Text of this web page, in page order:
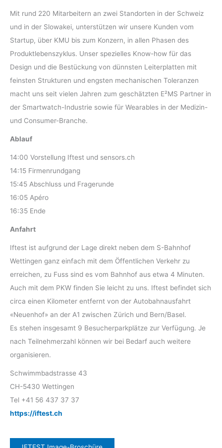
Mit rund 220 Mitarbeitern an zwei Standorten in der Schweiz
und in der Slowakei, unterstützen wir unsere Kunden vom
Startup, über KMU bis zum Konzern, in allen Phasen des
Produktlebenszyklus. Unser spezielles Know-how für das
Design und die Bestückung von dünnsten Leiterplatten mit
feinsten Strukturen und engsten mechanischen Toleranzen
macht uns seit vielen Jahren zum geschätzten E²MS Partner in
der Smartwatch-Industrie sowie für Wearables in der Medizin-
und Consumer-Branche.
Ablauf
14:00 Vorstellung Iftest und sensors.ch
14:15 Firmenrundgang
15:45 Abschluss und Fragerunde
16:05 Apéro
16:35 Ende
Anfahrt
Iftest ist aufgrund der Lage direkt neben dem S-Bahnhof
Wettingen ganz einfach mit dem Öffentlichen Verkehr zu
erreichen, zu Fuss sind es vom Bahnhof aus etwa 4 Minuten.
Auch mit dem PKW finden Sie leicht zu uns. Iftest befindet sich
circa einen Kilometer entfernt von der Autobahnausfahrt
«Neuenhof» an der A1 zwischen Zürich und Bern/Basel.
Es stehen insgesamt 9 Besucherparkplätze zur Verfügung. Je
nach Teilnehmerzahl können wir bei Bedarf auch weitere
organisieren.
Schwimmbadstrasse 43
CH-5430 Wettingen
Tel +41 56 437 37 37
https://iftest.ch